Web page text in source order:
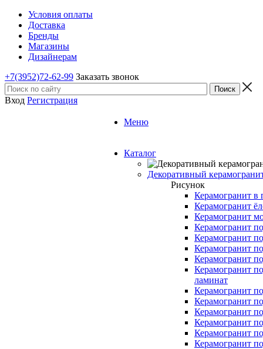
Условия оплаты
Доставка
Бренды
Магазины
Дизайнерам
+7(3952)72-62-99 Заказать звонок
Вход Регистрация
Меню
Каталог
Декоративный
Рисунок
Керамогранит в
Керамогранит
Керамогранит
Керамогранит
Керамогранит
Керамогранит
Керамогранит
Керамогранит
ламинат
Керамогранит
Керамогранит
Керамогранит
Керамогранит
Керамогранит
Керамогранит